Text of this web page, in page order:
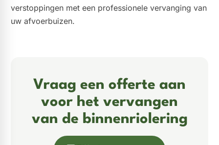
verstoppingen met een professionele vervanging van
uw afvoerbuizen.
Vraag een offerte aan
voor het vervangen
van de binnenriolering